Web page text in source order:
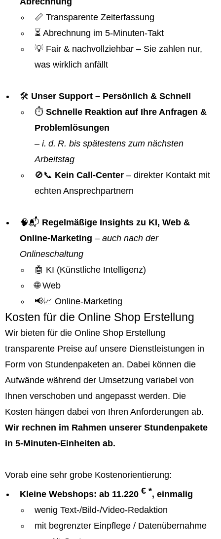
📏 Transparente Zeiterfassung
⏳ Abrechnung im 5-Minuten-Takt
💡 Fair & nachvollziehbar – Sie zahlen nur,
was wirklich anfällt
🛠️ Unser Support – Persönlich & Schnell
⏱️ Schnelle Reaktion auf Ihre Anfragen &
Problemlösungen
– i. d. R. bis spätestens zum nächsten
Arbeitstag
🚫📞 Kein Call-Center – direkter Kontakt mit
echten Ansprechpartnern
🧠📬 Regelmäßige Insights zu KI, Web &
Online-Marketing – auch nach der
Onlineschaltung
🤖 KI (Künstliche Intelligenz)
🌐 Web
📢📈 Online-Marketing
Kosten für die Online Shop Erstellung
Wir bieten für die Online Shop Erstellung
transparente Preise auf unsere Dienstleistungen in
Form von Stundenpaketen an. Dabei können die
Aufwände während der Umsetzung variabel von
Ihnen verschoben und angepasst werden. Die
Kosten hängen dabei von Ihren Anforderungen ab.
Wir rechnen im Rahmen unserer Stundenpakete
in 5-Minuten-Einheiten ab.
Vorab eine sehr grobe Kostenorientierung:
Kleine Webshops: ab 11.220 € *, einmalig
wenig Text-/Bild-/Video-Redaktion
mit begrenzter Einpflege / Datenübernahme